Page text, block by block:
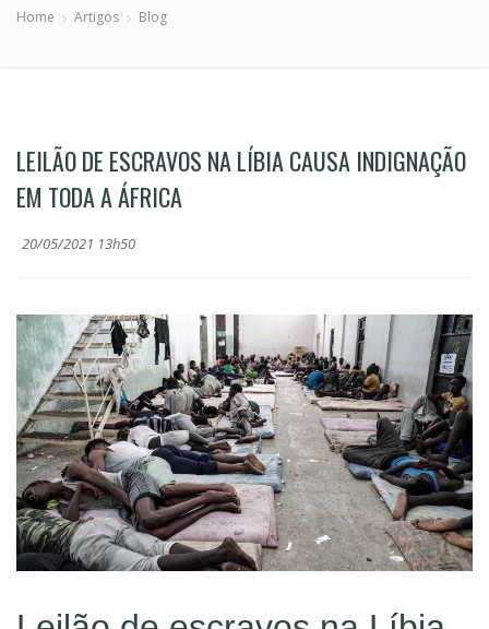
Home Artigos Blog
LEILÃO DE ESCRAVOS NA LÍBIA CAUSA INDIGNAÇÃO
EM TODA A ÁFRICA
20/05/2021 13h50